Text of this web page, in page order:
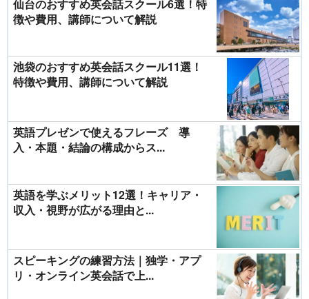
仙台のおすすめ英会話スクール6選！特
徴や費用、講師について解説
池袋のおすすめ英会話スクール11選！
特徴や費用、講師について解説
英語プレゼンで使えるフレーズ 導
入・本題・結論の構成からス...
英語を学ぶメリット12選！キャリア・
収入・視野が広がる理由と...
スピーキングの練習方法｜独学・アプ
リ・オンライン英会話で上...